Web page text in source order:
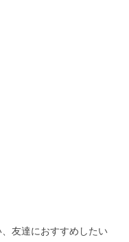
、友達におすすめしたい